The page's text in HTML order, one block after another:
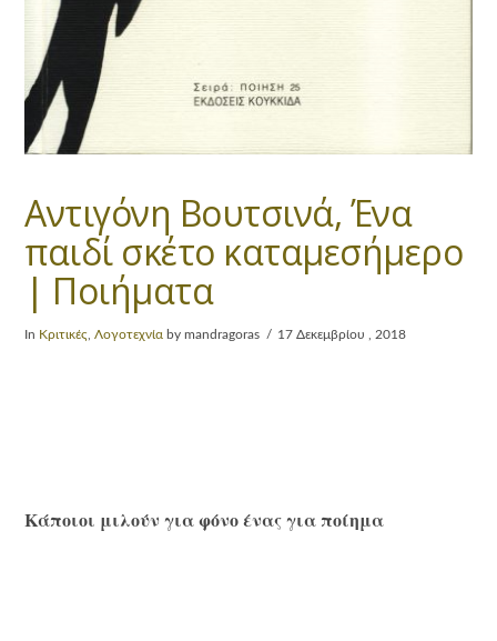
Αντιγόνη Βουτσινά, Ένα
παιδί σκέτο καταμεσήμερο
| Ποιήματα
In Κριτικές ,Λογοτεχνία by mandragoras 17 Δεκεμβρίου , 2018
Κάποιοι μιλούν για φόνο ένας για ποίημα